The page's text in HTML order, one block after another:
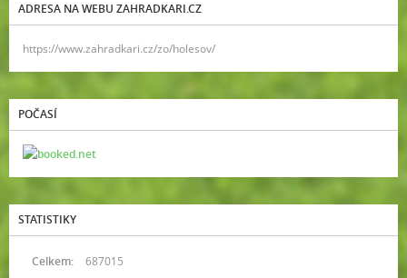
ADRESA NA WEBU ZAHRADKARI.CZ
https://www.zahradkari.cz/zo/holesov/
POČASÍ
STATISTIKY
Celkem:
687015